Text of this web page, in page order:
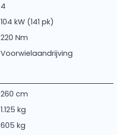
4
104 kW (141 pk)
220 Nm
Voorwielaandrijving
260 cm
1.125 kg
605 kg